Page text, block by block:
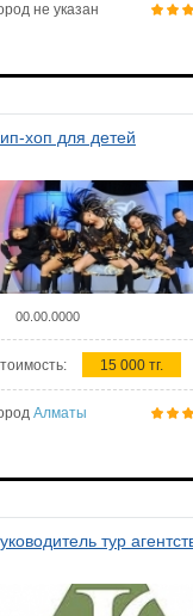
не указан
хоп для детей
00.00.0000
15 000 тг.
Алматы
тур